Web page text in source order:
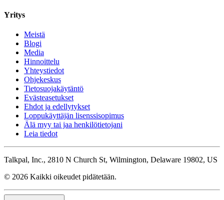
Yritys
Meistä
Blogi
Media
Hinnoittelu
Yhteystiedot
Ohjekeskus
Tietosuojakäytäntö
Evästeasetukset
Ehdot ja edellytykset
Loppukäyttäjän lisenssisopimus
Älä myy tai jaa henkilötietojani
Leia tiedot
Talkpal, Inc., 2810 N Church St, Wilmington, Delaware 19802, US
© 2026 Kaikki oikeudet pidätetään.